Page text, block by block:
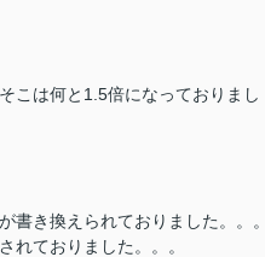
こは何と1.5倍になっておりまし
書き換えられておりました。。
れておりました。。。